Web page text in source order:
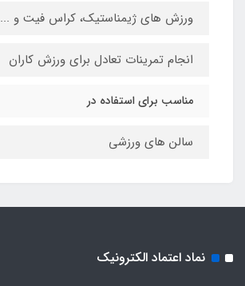
ورزش های ژیمناستیک، کراس فیت و ...
انجام تمرینات تعادل برای ورزش کاران
مناسب برای استفاده در
سالن های ورزشی
نماد اعتماد الکترونیک